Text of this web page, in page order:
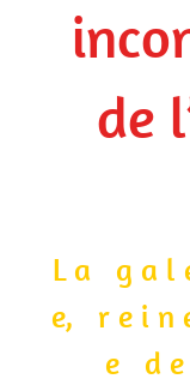
de
L a g a l
e, r e i n
e d e